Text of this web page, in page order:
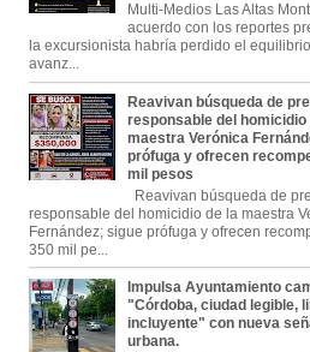
Multi-Medios Las Altas
acuerdo con los reportes
la excursionista habría perdido el
avanz...
Reavivan búsqueda de
responsable del homicidio
maestra Verónica
prófuga y ofrecen
mil pesos
Reavivan búsqueda de
responsable del homicidio de la maestra
Fernández; sigue prófuga y ofrecen
350 mil pe...
Impulsa Ayuntamiento
"Córdoba, ciudad legible,
incluyente" con nueva
urbana.